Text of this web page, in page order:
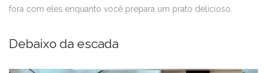
fora com eles enquanto você prepara um prato delicioso.
Debaixo da escada